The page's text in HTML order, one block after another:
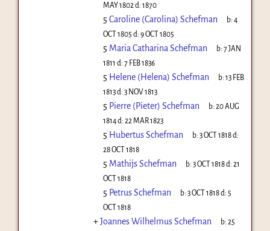
MAY 1802 d: 1870
5 Caroline (Carolina) Schefman b:4
OCT 1805 d: 9 OCT 1805
5 Maria Catharina Schefman b:7 JAN
1811 d: 7 FEB 1836
5 Helene (Helena) Schefman b:13 FEB
1813d: 3 NOV 1813
5 Pierre (Pieter) Schefman b:20 AUG
1814d: 22 MAR 1823
5 Hubertus Schefman b:3 OCT 1818d:
28 OCT 1818
5 Mathijs Schefman b:3 OCT 1818d:21
OCT 1818
5 Petrus Schefman b:3 OCT 1818d: 5
OCT 1818
+Joannes Wilhelmus Schefman b:25